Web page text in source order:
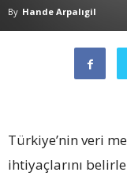
By Hande Arpalıgil
Türkiye’nin veri
ihtiyaçlarını